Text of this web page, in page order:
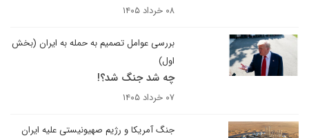
۰۸ خرداد ۱۴۰۵
بررسی عوامل تصمیم به حمله به ایران (بخش
اول)
چه شد جنگ شد؟!
۰۷ خرداد ۱۴۰۵
جنگ آمریکا و رژیم صهیونیستی علیه ایران